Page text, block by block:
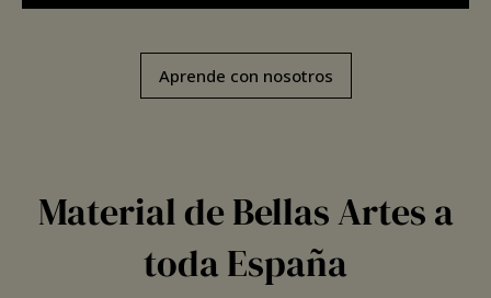
Aprende con nosotros
Material de Bellas Artes a
toda España